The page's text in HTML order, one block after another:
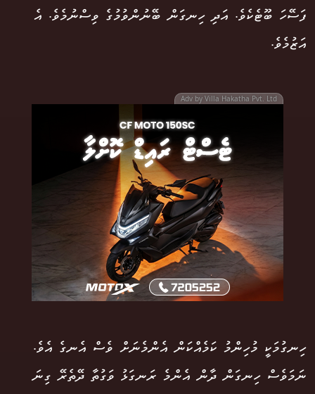
ފަސޭހަ ބޫޓެކެވެ. އަދި ހިނގަން ބޭނުންވުމުގެ ވިސްނުމެވެ. އެ
އަޒުމެވެ.
Adv by Villa Hakatha Pvt. Ltd
ހިނގުމަކީ މުހިންމު ކަމެއްކަން އެންމެނަށް ވެސް އެނގެ އެވެ.
ނަމަވެސް ހިނގަން ދާން އެންމެ ރަނގަޅު ވަގުތާ ދޭތެރޭ ގިނަ